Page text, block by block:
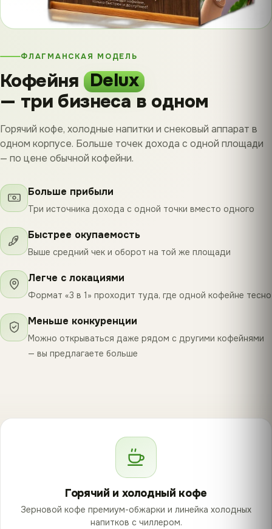
ФЛАГМАНСКАЯ МОДЕЛЬ
Кофейня Delux
— три бизнеса в одном
Горячий кофе, холодные напитки и снековый аппарат в
одном корпусе. Больше точек дохода с одной площади
— по цене обычной кофейни.
Больше прибыли
Три источника дохода с одной точки вместо одного
Быстрее окупаемость
Выше средний чек и оборот на той же площади
Легче с локациями
Формат «3 в 1» проходит туда, где одной кофейне тесно
Меньше конкуренции
Можно открываться даже рядом с другими кофейнями
— вы предлагаете больше
Горячий и холодный кофе
Зерновой кофе премиум-обжарки и линейка холодных
напитков с чиллером.